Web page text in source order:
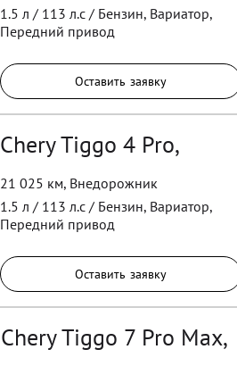
1.5 л / 113 л.с / Бензин, Вариатор,
Передний привод
Оставить заявку
Chery Tiggo 4 Pro,
21 025 км, Внедорожник
1.5 л / 113 л.с / Бензин, Вариатор,
Передний привод
Оставить заявку
Chery Tiggo 7 Pro Max,